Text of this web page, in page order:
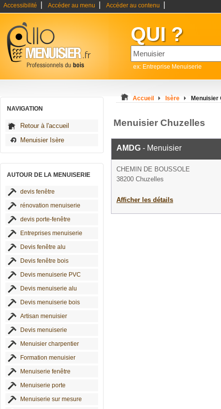
Accessibilité Accéder au menu Accéder au contenu
QUI ?
ex: Entreprise Menuiserie
NAVIGATION
Retour à l'accueil
Menuisier Isère
AUTOUR DE LA MENUISERIE
devis fenêtre
rénovation menuiserie
devis porte-fenêtre
Entreprises menuiserie
Devis fenêtre alu
Devis fenêtre bois
Devis menuiserie PVC
Devis menuiserie alu
Devis menuiserie bois
Artisan menuisier
Devis menuiserie
Menuisier charpentier
Formation menuisier
Menuiserie fenêtre
Menuiserie porte
Menuiserie sur mesure
Accueil Isère Menuisier
Menuisier Chuzelles
AMDG - Menuisier
CHEMIN DE BOUSSOLE
38200 Chuzelles
Afficher les détails